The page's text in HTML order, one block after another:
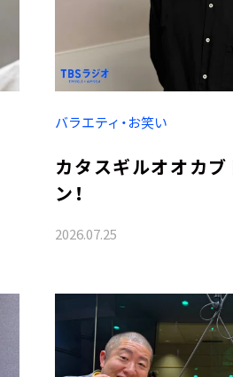
バラエティ・お笑い
カタスギルオオカ
ン！
2026.07.25